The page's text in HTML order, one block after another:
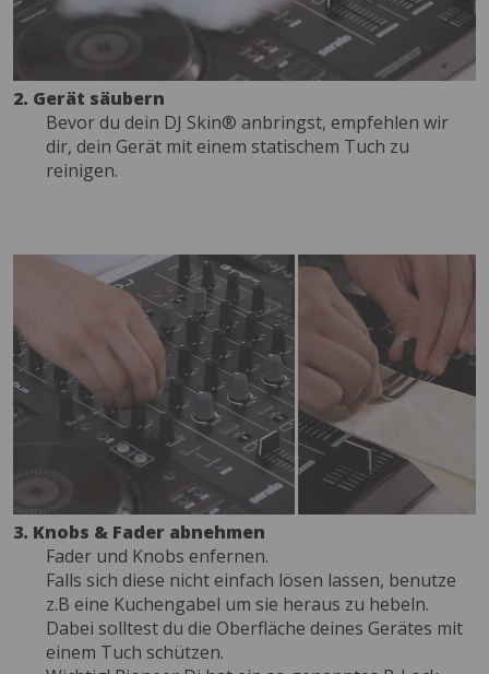
2. Gerät säubern
Bevor du dein DJ Skin® anbringst, empfehlen wir
dir, dein Gerät mit einem statischem Tuch zu
reinigen.
3. Knobs & Fader abnehmen
Fader und Knobs enfernen.
Falls sich diese nicht einfach lösen lassen, benutze
z.B eine Kuchengabel um sie heraus zu hebeln.
Dabei solltest du die Oberfläche deines Gerätes mit
einem Tuch schützen.